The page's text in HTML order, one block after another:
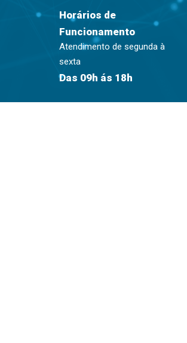
Horários de
Funcionamento
Atendimento de segunda à
sexta
Das 09h ás 18h